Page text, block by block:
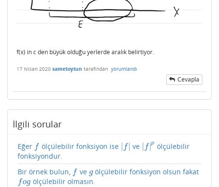
f(x) in c den büyük olduğu yerlerde aralık belirtiyor.
17 Nisan 2020 sametoytun tarafından yorumlandı
Cevapla
İlgili sorular
Eğer f
f ölçülebilir fonksiyon ise | f|
f| ve | f|p
f|p ölçülebilir
fonksiyondur.
Bir örnek bulun, f
f ve g
gölçülebilir fonksiyon olsun fakat
fog
fog ölçülebilir olmasın.